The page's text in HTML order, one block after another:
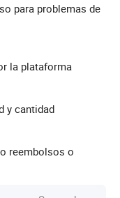
para problemas de
la plataforma
y cantidad
reembolsos o